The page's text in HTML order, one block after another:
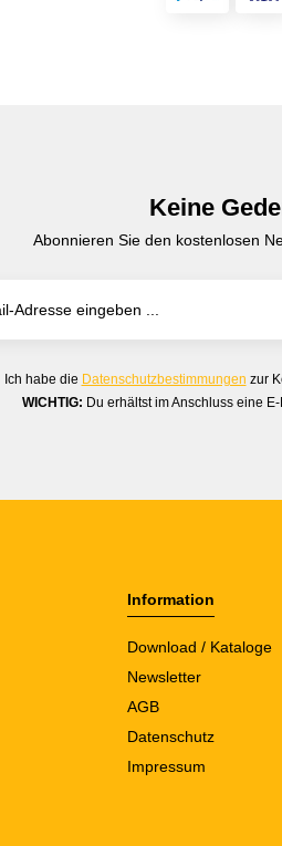
Keine
Abonnieren Sie den kostenlosen
Ich habe die Datenschutzbestimmungen zur
WICHTIG: Du erhältst im Anschluss eine
Information
Download / Kataloge
Newsletter
AGB
Datenschutz
Impressum